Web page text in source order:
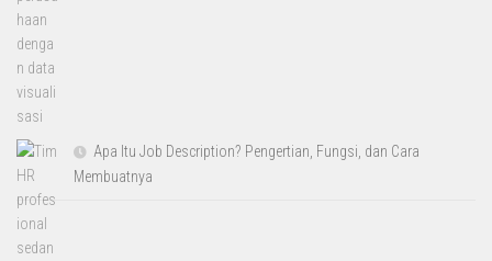
Apa Itu Job Description? Pengertian, Fungsi, dan Cara
Membuatnya